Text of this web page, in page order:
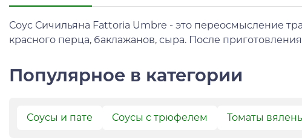
Соус Сичильяна Fattoria Umbre - это переосмысление
красного перца, баклажанов, сыра. После
Популярное в категории
Соусы и пате Соусы с трюфелем Томаты